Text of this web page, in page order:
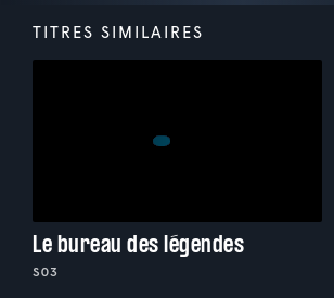
TITRES SIMILAIRES
Le bureau des légendes
S03